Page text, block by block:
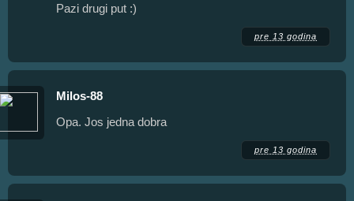
Pazi drugi put :)
pre 13 godina
Milos-88
Opa. Jos jedna dobra
pre 13 godina